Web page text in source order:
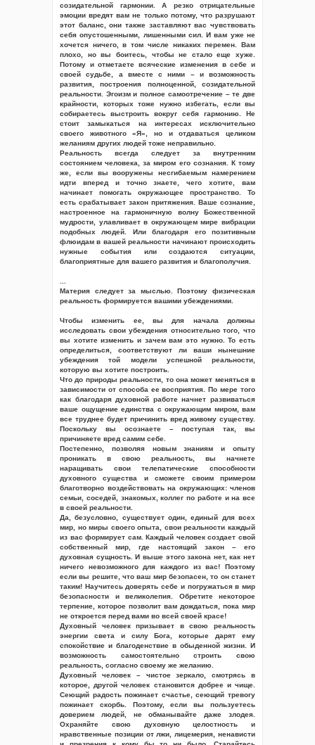
созидательной гармонии. А резко отрицательные
эмоции вредят вам не только потому, что разрушают
этот баланс, они также заставляют вас чувствовать
себя опустошенными, лишенными сил. И вам уже не
хочется ничего, в том числе никаких перемен. Вам
плохо, но вы боитесь, чтобы не стало еще хуже.
Потому и отметаете всяческие изменения в себе и
своей судьбе, а вместе с ними – и возможность
развития, построения полноценной, созидательной
реальности. Эгоизм и полное самоотречение – те две
крайности, которых тоже нужно избегать, если вы
собираетесь выстроить вокруг себя гармонию. Не
стоит замыкаться на интересах исключительно
своего животного «Я», но и отдаваться целиком
желаниям других людей тоже неправильно.
Реальность всегда следует за внутренним
состоянием человека, за миром его сознания. К тому
же, если вы вооружены несгибаемым намерением
идти вперед и точно знаете, чего хотите, вам
начинает помогать окружающее пространство. То
есть срабатывает закон притяжения. Ваше сознание,
настроенное на гармоничную волну Божественной
мудрости, улавливает в окружающем мире вибрации
подобных людей. Или благодаря его позитивным
флюидам в вашей реальности начинают происходить
нужные события или создаются ситуации,
благоприятные для вашего развития и благополучия.
Материя следует за мыслью. Поэтому физическая
реальность формируется вашими убеждениями.
Чтобы изменить ее, вы для начала должны
исследовать свои убеждения относительно того, что
вы хотите изменить и зачем вам это нужно. То есть
определиться, соответствуют ли ваши нынешние
убеждения той модели успешной реальности,
которую вы хотите построить.
Что до природы реальности, то она может меняться в
зависимости от способа ее восприятия. По мере того
как благодаря духовной работе начнет развиваться
ваше ощущение единства с окружающим миром, вам
все труднее будет причинить вред живому существу.
Поскольку вы осознаете – поступая так, вы
причиняете вред самим себе.
Постепенно, позволяя новым знаниям и опыту
проникать в свою реальность, вы начнете
наращивать свои телепатические способности
духовного существа и сможете своим примером
благотворно воздействовать на окружающих: членов
семьи, соседей, знакомых, коллег по работе и на все
в своей реальности.
Да, безусловно, существует один, единый для всех
мир, но миры своего опыта, свои реальности каждый
из вас формирует сам. Каждый человек создает свой
собственный мир, где настоящий закон – его
духовная сущность. И выше этого закона нет, как нет
ничего невозможного для каждого из вас! Поэтому
если вы решите, что ваш мир безопасен, то он станет
таким! Научитесь доверять себе и погружаться в мир
безопасности и великолепия. Обретите некоторое
терпение, которое позволит вам дождаться, пока мир
не откроется перед вами во всей своей красе!
Духовный человек призывает в свою реальность
энергии света и силу Бога, которые дарят ему
спокойствие и благоденствие в обыденной жизни. И
возможность самостоятельно строить свою
реальность, согласно своему же желанию.
Духовный человек – чистое зеркало, смотрясь в
которое, другой человек становится добрее и чище.
Сеющий радость пожинает счастье, сеющий тревогу
пожинает скорбь. Поэтому, если вы пользуетесь
доверием людей, не обманывайте даже злодея.
Охраняйте свою духовную целостность и
нравственные позиции от лжи, лицемерия, ненависти